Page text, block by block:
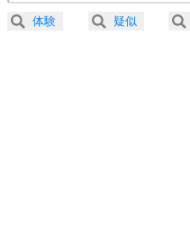
プラス思考
2.5倍速 （365KB 1分
3.0倍速 （305KB 1分
体験 疑似